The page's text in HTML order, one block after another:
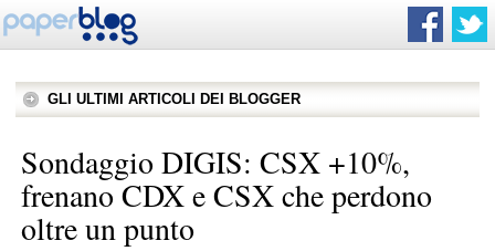
GLI ULTIMI ARTICOLI DEI BLOGGER
Sondaggio DIGIS: CSX +10%,
frenano CDX e CSX che perdono
oltre un punto